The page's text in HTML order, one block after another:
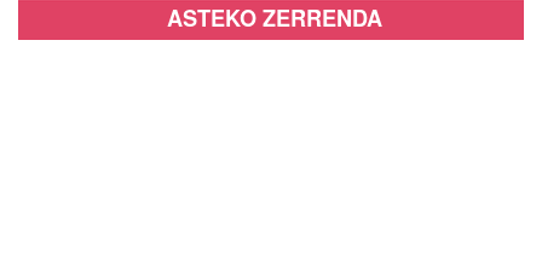
ASTEKO ZERRENDA